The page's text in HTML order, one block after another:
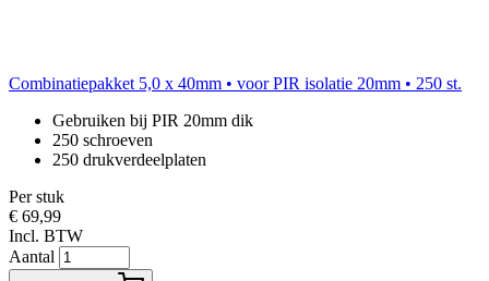
Combinatiepakket 5,0 x 40mm • voor PIR isolatie 20mm • 250 st.
Gebruiken bij PIR 20mm dik
250 schroeven
250 drukverdeelplaten
Per stuk
€ 69,99
Incl. BTW
Aantal